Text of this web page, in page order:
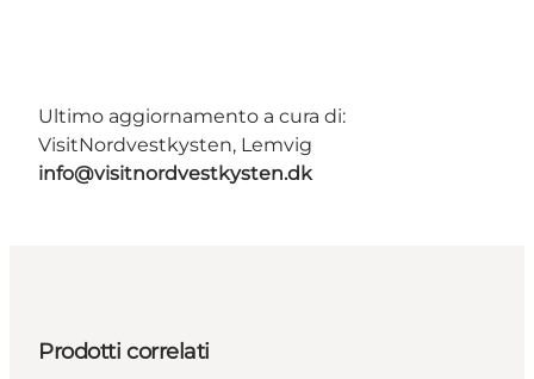
Ultimo aggiornamento a cura di:
VisitNordvestkysten, Lemvig
info@visitnordvestkysten.dk
Prodotti correlati